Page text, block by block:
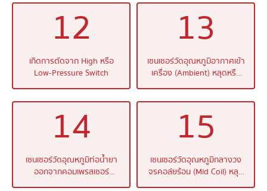
12
เกิดการตัดจาก High หรือ
Low-Pressure Switch
13
เซนเซอร์วัดอุณหภูมิอากาศเข้า
เครื่อง (Ambient) หลุดหรือ
ขาด
14
เซนเซอร์วัดอุณหภูมิท่อน้ำยา
ออกจากคอมเพรสเซอร์
(Discharge) หลุดหรือขาด
15
เซนเซอร์วัดอุณหภูมิกลางวง
จรคอล์ยร้อน (Mid Coil) หลุด
หรือขาด